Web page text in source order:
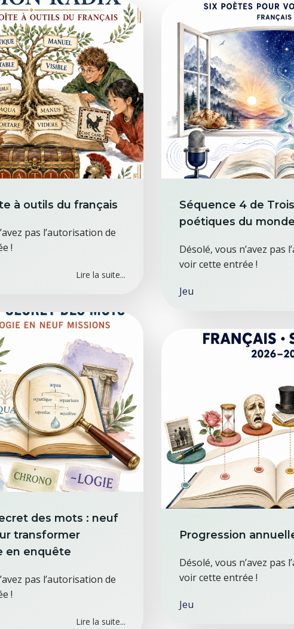
à outils du français
pas l’autorisation de
!
Lire la suite...
Séquence 4 de
poétiques du monde
Désolé, vous n’avez pas
voir cette entrée !
Jeu
des mots : neuf
transformer
en enquête
pas l’autorisation de
!
Lire la suite...
Progression
Désolé, vous n’avez pas
voir cette entrée !
Jeu